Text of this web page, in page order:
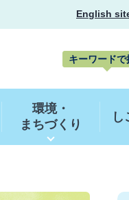
English
キーワードで
ワ
ー
環境・
まちづくり
し